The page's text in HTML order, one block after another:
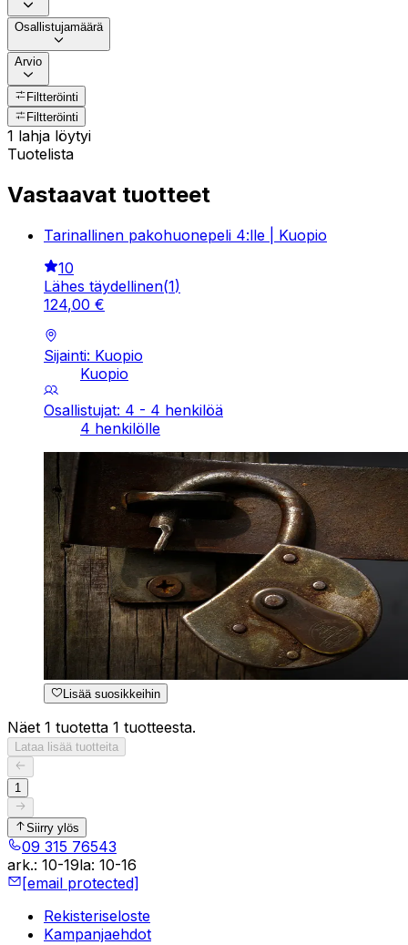
Osallistujamäärä
Arvio
Filtteröinti
Filtteröinti
1 lahja löytyi
Tuotelista
Vastaavat tuotteet
Tarinallinen pakohuonepeli 4:lle | Kuopio
10
Lähes täydellinen(1)
124,00 €
Sijainti: Kuopio
Kuopio
Osallistujat: 4 - 4 henkilöä
4 henkilölle
Lisää suosikkeihin
Näet 1 tuotetta 1 tuotteesta.
Lataa lisää tuotteita
1
Siirry ylös
09 315 76543
ark.: 10-19la: 10-16
[email protected]
Rekisteriseloste
Kampanjaehdot